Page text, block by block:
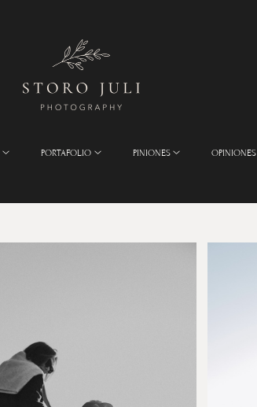
PORTAFOLIO PINIONES OPINIONES